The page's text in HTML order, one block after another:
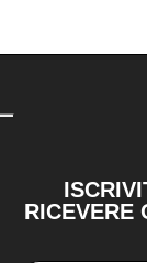
RICEVERE